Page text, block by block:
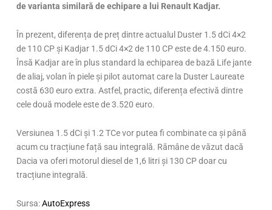
de varianta similară de echipare a lui Renault Kadjar.
În prezent, diferența de preț dintre actualul Duster 1.5 dCi 4×2
de 110 CP și Kadjar 1.5 dCi 4×2 de 110 CP este de 4.150 euro.
Însă Kadjar are în plus standard la echiparea de bază Life jante
de aliaj, volan în piele și pilot automat care la Duster Laureate
costă 630 euro extra. Astfel, practic, diferența efectivă dintre
cele două modele este de 3.520 euro.
Versiunea 1.5 dCi și 1.2 TCe vor putea fi combinate ca și până
acum cu tracțiune față sau integrală. Rămâne de văzut dacă
Dacia va oferi motorul diesel de 1,6 litri și 130 CP doar cu
tracțiune integrală.
Sursa:AutoExpress